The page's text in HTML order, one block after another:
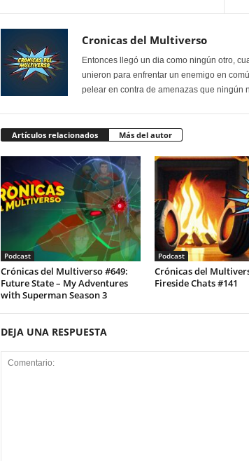
Cronicas del Multiverso
Entonces llegó un dia como ningún otro,
unieron para enfrentar un enemigo en
pelear en contra de amenazas que ningún
Artículos relacionados Más del autor
Podcast
Crónicas del Multiverso #649:
Future State – My Adventures
with Superman Season 3
Podcast
Crónicas del
Fireside Chats #141
DEJA UNA RESPUESTA